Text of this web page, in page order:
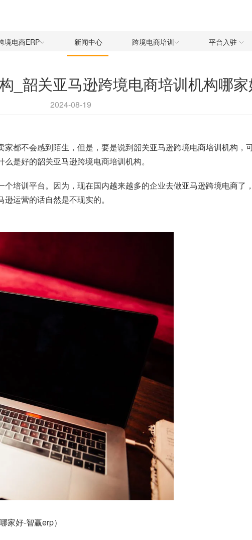
境电商ERP 新闻中心 跨境电商培训 平台入驻
_韶关亚马逊跨境电商培训机构哪
2024-08-19
都不会感到陌生，但是，要是说到韶关亚马逊跨境电商培训机构，
是好的韶关亚马逊跨境电商培训机构。
培训平台。因为，现在国内越来越多的企业去做亚马逊跨境电商了
运营的话自然是不现实的。
家好-智赢erp）